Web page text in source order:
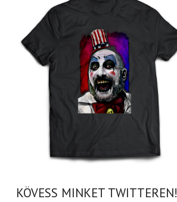
KÖVESS MINKET TWITTEREN!